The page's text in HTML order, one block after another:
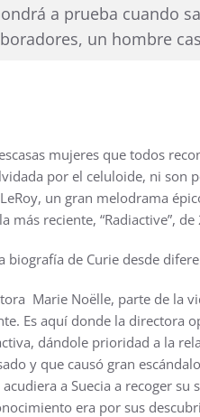
a prueba cuando
un hombre
mujeres que todos
por el celuloide, ni son
un gran melodrama
más reciente, “Radiactive”, de
biografía de Curie desde
Marie Noëlle, parte de la
Es aquí donde la directora
dándole prioridad a la
y que causó gran
a Suecia a recoger
era por sus